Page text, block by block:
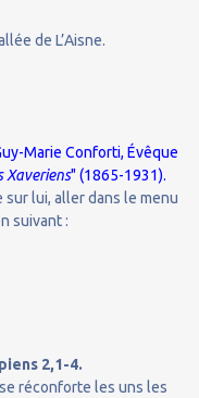
de L’Aisne.
Marie Conforti, Évêque
Xaveriens" (1865-1931).
sur lui, aller dans le menu
suivant :
2,1-4.
réconforte les uns les